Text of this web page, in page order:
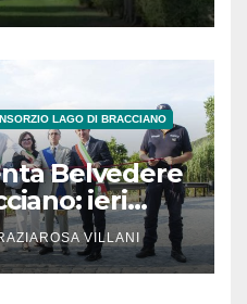
LAGO DI BRACCIANO
Belvedere
ieri
VILLANI